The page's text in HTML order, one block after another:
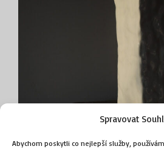
Spravovat
Abychom poskytli co nejlepší služby,